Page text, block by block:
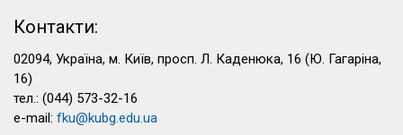
Контакти:
02094, Україна, м. Київ, просп. Л. Каденюка, 16 (Ю. Гагаріна,
16)
тел.: (044) 573-32-16
e-mail: fku@kubg.edu.ua